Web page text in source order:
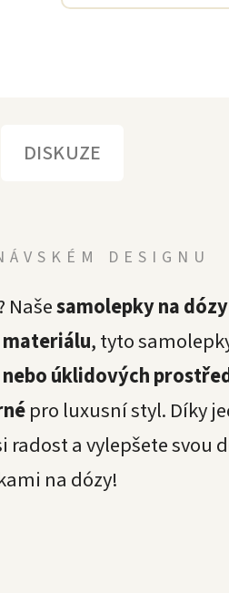
DISKUZE
DESIGNU
Našesamolepky na
, tyto
úklidových
pro luxusní styl. Díky
a vylepšete svou
na dózy!